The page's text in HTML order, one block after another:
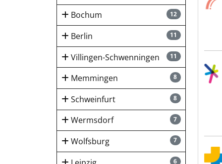
12
Bochum
11
Berlin
11
Villingen-Schwenningen
8
Memmingen
8
Schweinfurt
7
Wermsdorf
7
Wolfsburg
6